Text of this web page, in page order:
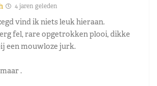
4 jaren geleden
vind ik niets leuk hieraan.
fel, rare opgetrokken plooi, dikke
een mouwloze jurk.
.